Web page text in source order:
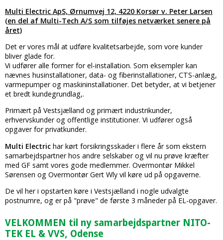
Multi Electric ApS, Ørnumvej 12, 4220 Korsør v. Peter Larsen
(en del af Multi-Tech A/S som tilføjes netværket senere på
året)
Det er vores mål at udføre kvalitetsarbejde, som vore kunder
bliver glade for.
Vi udfører alle former for el-installation. Som eksempler kan
nævnes husinstallationer, data- og fiberinstallationer, CTS-anlæg,
varmepumper og maskininstallationer. Det betyder, at vi betjener
et bredt kundegrundlag,.
Primært på Vestsjælland og primært industrikunder,
erhvervskunder og offentlige institutioner. Vi udfører også
opgaver for privatkunder.
Multi Electric har kørt forsikringsskader i flere år som ekstern
samarbejdspartner hos andre selskaber og vil nu prøve kræfter
med GF samt vores gode medlemmer. Overmontør Mikkel
Sørensen og Overmontør Gert Wly vil køre ud på opgaverne.
De vil her i opstarten køre i Vestsjælland i nogle udvalgte
postnumre, og er på "prøve" de første 3 måneder på EL-opgaver.
VELKOMMEN til ny samarbejdspartner NITO-
TEK EL & VVS, Odense